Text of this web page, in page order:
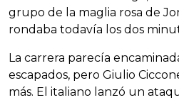
grupo de la maglia rosa de
rondaba todavía los dos
La carrera parecía
escapados, pero Giulio
más. El italiano lanzó un